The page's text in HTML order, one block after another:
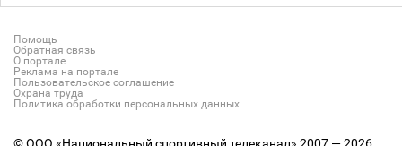
Помощь
Обратная связь
О портале
Реклама на портале
Пользовательское соглашение
Охрана труда
Политика обработки персональных данных